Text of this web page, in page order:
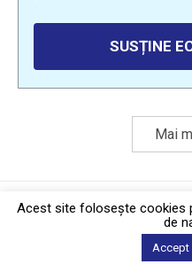
SUSȚINE
Mai
Politica de
2026
Acest site foloseşte cookies
de
Accept